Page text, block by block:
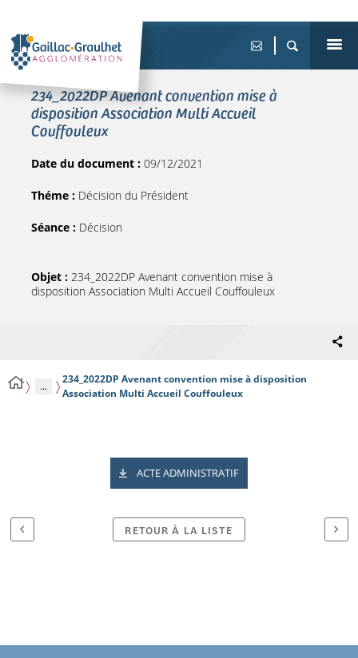
234_2022DP Avenant convention mise à
disposition Association Multi Accueil
Couffouleux
Date du document : 09/12/2021
Théme : Décision du Président
Séance : Décision
Objet : 234_2022DP Avenant convention mise à
disposition Association Multi Accueil Couffouleux
...
234_2022DP Avenant convention mise à disposition
Association Multi Accueil Couffouleux
ACTE ADMINISTRATIF
RETOUR À LA LISTE